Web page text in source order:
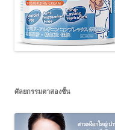
ศัลยกรรมตาสองชั้น